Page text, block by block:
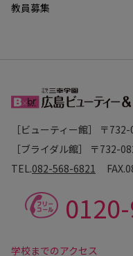
教員募集
［ビューティー館］ 〒
［ブライダル館］ 〒732-
TEL.082-568-6821 FAX.
学校までのアクセス